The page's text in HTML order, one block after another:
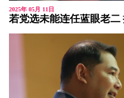
2025年 05月 11日
若党选未能连任蓝眼老